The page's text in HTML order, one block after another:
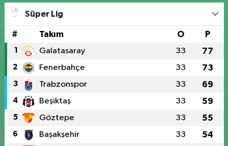
Süper Lig
# Takım O P
1 Galatasaray 33 77
2 Fenerbahçe 33 73
3 Trabzonspor 33 69
4 Beşiktaş 33 59
5 Göztepe 33 55
6 Başakşehir 33 54